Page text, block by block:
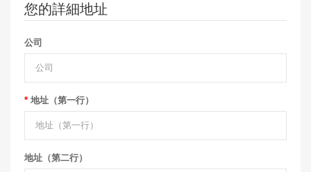
您的詳細地址
公司
地址（第一行）
地址（第二行）